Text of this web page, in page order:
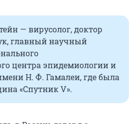
— вирусолог, доктор
главный научный
центра эпидемиологии и
Н. Ф. Гамалеи, где была
«Спутник V».